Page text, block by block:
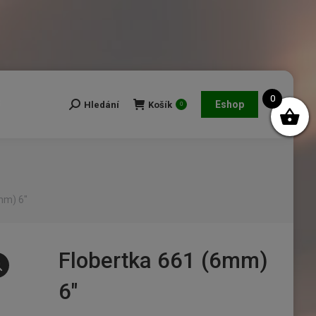
Search:
Hledání Košík 0 Eshop
6″
Flobertka 661 (6mm)
6″
0